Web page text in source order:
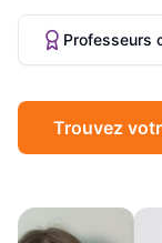
Professeurs
Trouvez